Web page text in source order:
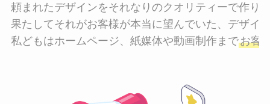
頼まれたデザインをそれなりのクオリティーで作り
果たしてそれがお客様が本当に望んでいた、デザイ
私どもはホームページ、紙媒体や動画制作までお客